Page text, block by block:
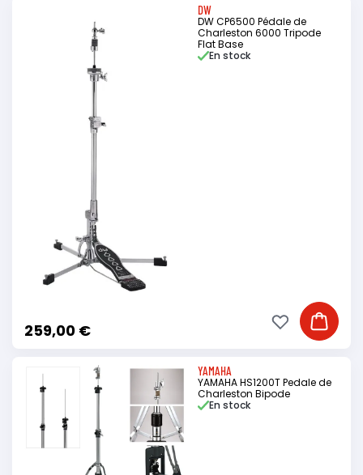
DW
DW CP6500 Pédale de
Charleston 6000 Tripode
Flat Base
259,00 €
En stock
Ajouter
Ajouter à ma
YAMAHA
YAMAHA HS1200T Pedale de
Charleston Bipode
En stock